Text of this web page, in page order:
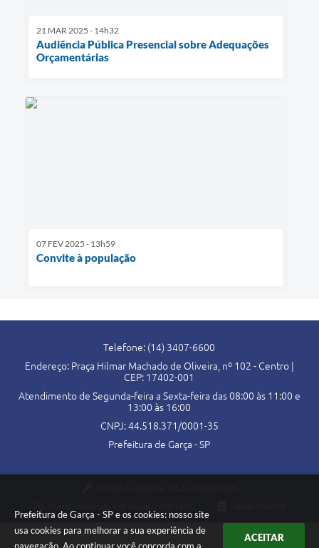
Prefeitura de Garça - SP e os cookies: nosso site
usa cookies para melhorar a sua experiência de
ACEITAR
21 MAR 2025 - 14h32
Audiência Pública Presencial sobre Adequações
Orçamentárias
07 FEV 2025 - 13h59
Convite à população
Telefone: (14) 3407-6600
Endereço: Praça Hilmar Machado de Oliveira, nº 102 - Centro |
CEP: 17402-001
Atendimento de Segunda-feira a Sexta-feira das 08:00 às 11:00 e
13:00 às 16:00
CNPJ: 44.518.371/0001-35
Prefeitura de Garça - SP